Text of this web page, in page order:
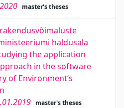
master's theses
haldusala
the application
in the software
of Environment’s
master's theses